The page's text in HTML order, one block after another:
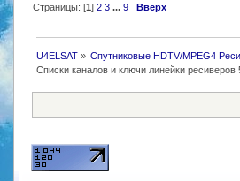
Страницы: [1] 2 3 ... 9 Вверх
U4ELSAT» Спутниковые HDTV/MPEG4
Списки каналов и ключи линейки